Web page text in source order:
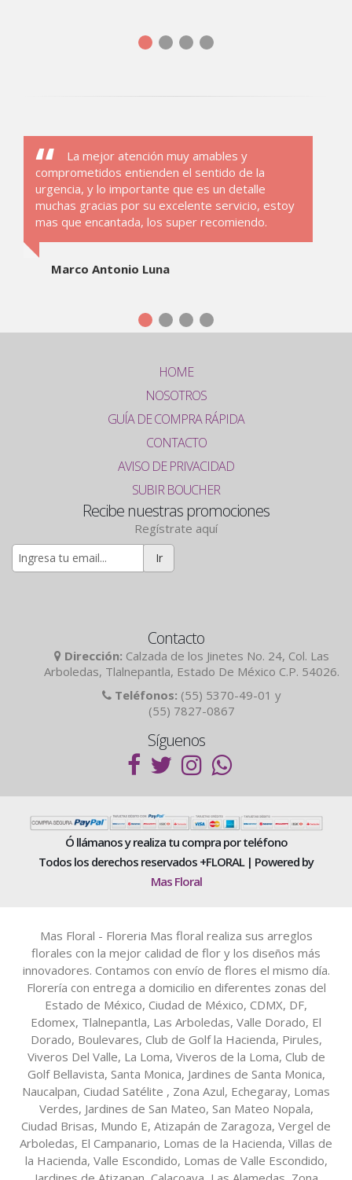
La mejor atención muy amables y
comprometidos entienden el sentido de la
urgencia, y lo importante que es un detalle
muchas gracias por su excelente servicio, estoy
mas que encantada, los super recomiendo.
Marco Antonio Luna
HOME
NOSOTROS
GUÍA DE COMPRA RÁPIDA
CONTACTO
AVISO DE PRIVACIDAD
SUBIR BOUCHER
Recibe nuestras promociones
Regístrate aquí
Ir
Contacto
Dirección: Calzada de los Jinetes No. 24, Col. Las
Arboledas, Tlalnepantla, Estado De México C.P. 54026.
Teléfonos: (55) 5370-49-01 y
(55) 7827-0867
Síguenos
Ó llámanos y realiza tu compra por teléfono
Todos los derechos reservados +FLORAL | Powered by
Mas Floral
Mas Floral - Floreria Mas floral realiza sus arreglos
florales con la mejor calidad de flor y los diseños más
innovadores. Contamos con envío de flores el mismo día.
Florería con entrega a domicilio en diferentes zonas del
Estado de México, Ciudad de México, CDMX, DF,
Edomex, Tlalnepantla, Las Arboledas, Valle Dorado, El
Dorado, Boulevares, Club de Golf la Hacienda, Pirules,
Viveros Del Valle, La Loma, Viveros de la Loma, Club de
Golf Bellavista, Santa Monica, Jardines de Santa Monica,
Naucalpan, Ciudad Satélite , Zona Azul, Echegaray, Lomas
Verdes, Jardines de San Mateo, San Mateo Nopala,
Ciudad Brisas, Mundo E, Atizapán de Zaragoza, Vergel de
Arboledas, El Campanario, Lomas de la Hacienda, Villas de
la Hacienda, Valle Escondido, Lomas de Valle Escondido,